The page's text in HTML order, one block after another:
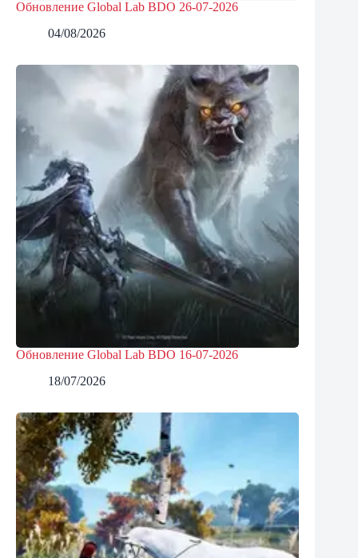
Обновление Global Lab BDO 26-07-2026
04/08/2026
Обновление Global Lab BDO 16-07-2026
18/07/2026